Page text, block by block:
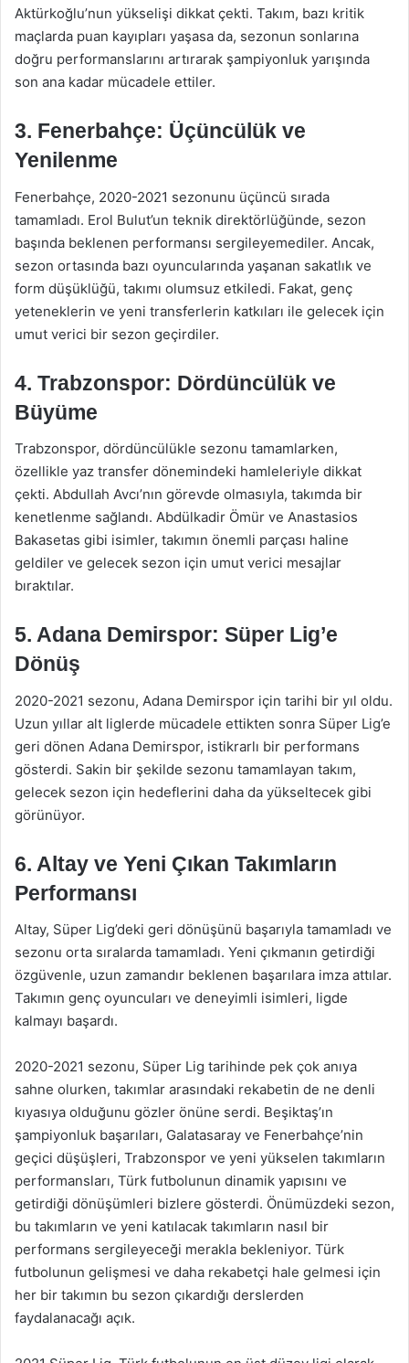
Aktürkoğlu’nun yükselişi dikkat çekti. Takım, bazı kritik
maçlarda puan kayıpları yaşasa da, sezonun sonlarına
doğru performanslarını artırarak şampiyonluk yarışında
son ana kadar mücadele ettiler.
3. Fenerbahçe: Üçüncülük ve
Yenilenme
Fenerbahçe, 2020-2021 sezonunu üçüncü sırada
tamamladı. Erol Bulut’un teknik direktörlüğünde, sezon
başında beklenen performansı sergileyemediler. Ancak,
sezon ortasında bazı oyuncularında yaşanan sakatlık ve
form düşüklüğü, takımı olumsuz etkiledi. Fakat, genç
yeteneklerin ve yeni transferlerin katkıları ile gelecek için
umut verici bir sezon geçirdiler.
4. Trabzonspor: Dördüncülük ve
Büyüme
Trabzonspor, dördüncülükle sezonu tamamlarken,
özellikle yaz transfer dönemindeki hamleleriyle dikkat
çekti. Abdullah Avcı’nın görevde olmasıyla, takımda bir
kenetlenme sağlandı. Abdülkadir Ömür ve Anastasios
Bakasetas gibi isimler, takımın önemli parçası haline
geldiler ve gelecek sezon için umut verici mesajlar
bıraktılar.
5. Adana Demirspor: Süper Lig’e
Dönüş
2020-2021 sezonu, Adana Demirspor için tarihi bir yıl oldu.
Uzun yıllar alt liglerde mücadele ettikten sonra Süper Lig’e
geri dönen Adana Demirspor, istikrarlı bir performans
gösterdi. Sakin bir şekilde sezonu tamamlayan takım,
gelecek sezon için hedeflerini daha da yükseltecek gibi
görünüyor.
6. Altay ve Yeni Çıkan Takımların
Performansı
Altay, Süper Lig’deki geri dönüşünü başarıyla tamamladı ve
sezonu orta sıralarda tamamladı. Yeni çıkmanın getirdiği
özgüvenle, uzun zamandır beklenen başarılara imza attılar.
Takımın genç oyuncuları ve deneyimli isimleri, ligde
kalmayı başardı.
2020-2021 sezonu, Süper Lig tarihinde pek çok anıya
sahne olurken, takımlar arasındaki rekabetin de ne denli
kıyasıya olduğunu gözler önüne serdi. Beşiktaş’ın
şampiyonluk başarıları, Galatasaray ve Fenerbahçe’nin
geçici düşüşleri, Trabzonspor ve yeni yükselen takımların
performansları, Türk futbolunun dinamik yapısını ve
getirdiği dönüşümleri bizlere gösterdi. Önümüzdeki sezon,
bu takımların ve yeni katılacak takımların nasıl bir
performans sergileyeceği merakla bekleniyor. Türk
futbolunun gelişmesi ve daha rekabetçi hale gelmesi için
her bir takımın bu sezon çıkardığı derslerden
faydalanacağı açık.